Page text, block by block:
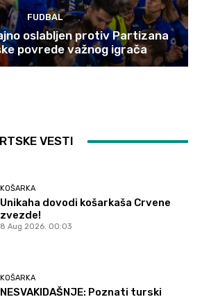
FUDBAL
oslabljen protiv Partizana
povrede važnog igrača
VESTI
KOŠARKA
Unikaha dovodi košarkaša Crvene
zvezde!
8 Aug 2026. 00:03
KOŠARKA
NESVAKIDAŠNJE: Poznati turski